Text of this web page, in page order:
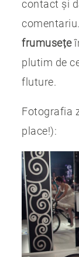
contact și
comentariu.
frumusețe
plutim de
fluture.
Fotografia
place!):